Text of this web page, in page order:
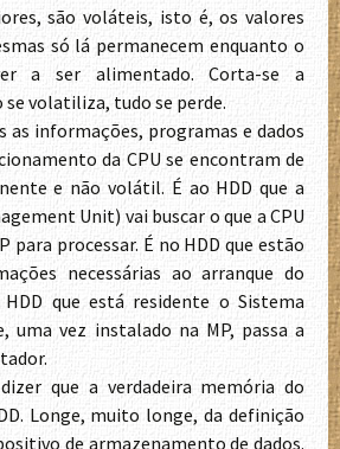
são voláteis, isto é, os valores
só lá permanecem enquanto o
a ser alimentado. Corta-se a
volatiliza, tudo se perde.
as informações, programas e dados
da CPU se encontram de
e não volátil. É ao HDD que a
Unit) vai buscar o que a CPU
para processar. É no HDD que estão
necessárias ao arranque do
que está residente o Sistema
uma vez instalado na MP, passa a
que a verdadeira memória do
Longe, muito longe, da definição
de armazenamento de dados.